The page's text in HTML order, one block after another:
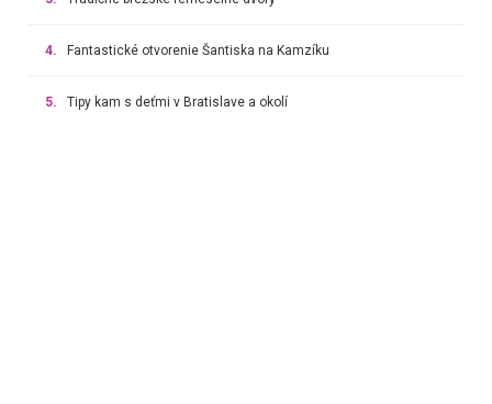
4. Fantastické otvorenie Šantiska na Kamzíku
5. Tipy kam s deťmi v Bratislave a okolí